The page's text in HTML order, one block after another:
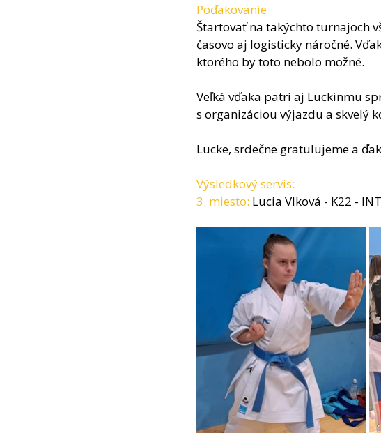
Poďakovanie
Štartovať na takýchto turnajoch
časovo aj logisticky náročné.
ktorého by toto nebolo možné.
Veľká vďaka patrí aj Luckinmu
s organizáciou výjazdu a skvelý
Lucke, srdečne gratulujeme a
Výsledkový servis:
3. miesto: Lucia Vlková - K22 -